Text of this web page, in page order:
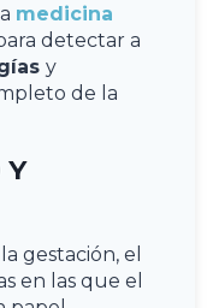
medicina
detectar a
y
de la
Y
la gestación, el
en las que el